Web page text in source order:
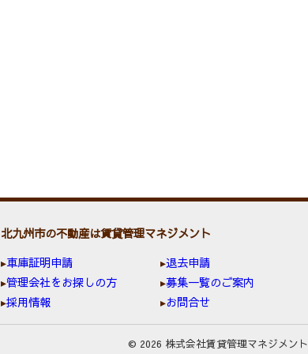
北九州市の不動産は賃貸管理マネジメント
車庫証明申請
退去申請
管理会社をお探しの方
募集一覧のご案内
採用情報
お問合せ
© 2026 株式会社賃貸管理マネジメント